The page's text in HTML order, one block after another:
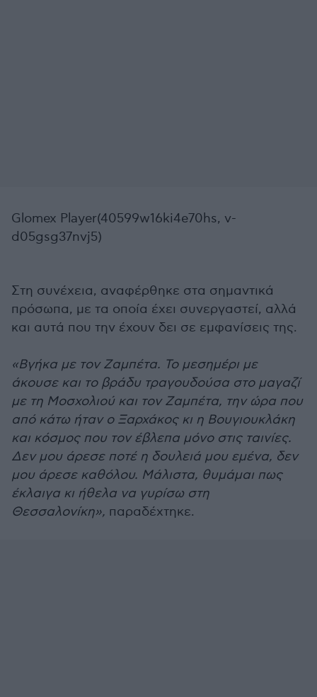
Glomex Player(40599w16ki4e70hs, v-
d05gsg37nvj5)
Στη συνέχεια, αναφέρθηκε στα σημαντικά
πρόσωπα, με τα οποία έχει συνεργαστεί, αλλά
και αυτά που την έχουν δει σε εμφανίσεις της.
«Βγήκα με τον Ζαμπέτα. Το μεσημέρι με
άκουσε και το βράδυ τραγουδούσα στο μαγαζί
με τη Μοσχολιού και τον Ζαμπέτα, την ώρα που
από κάτω ήταν ο Ξαρχάκος κι η Βουγιουκλάκη
και κόσμος που τον έβλεπα μόνο στις ταινίες.
Δεν μου άρεσε ποτέ η δουλειά μου εμένα, δεν
μου άρεσε καθόλου. Μάλιστα, θυμάμαι πως
έκλαιγα κι ήθελα να γυρίσω στη
Θεσσαλονίκη», παραδέχτηκε.